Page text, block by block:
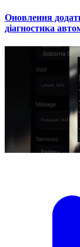
Оновлення
діагностика